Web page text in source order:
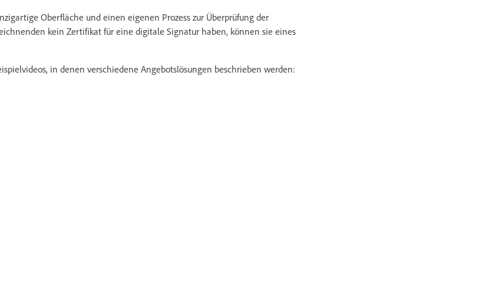
Oberfläche und einen eigenen Prozess zur Überprüfung der
kein Zertifikat für eine digitale Signatur haben, können sie eines
in denen verschiedene Angebotslösungen beschrieben werden: